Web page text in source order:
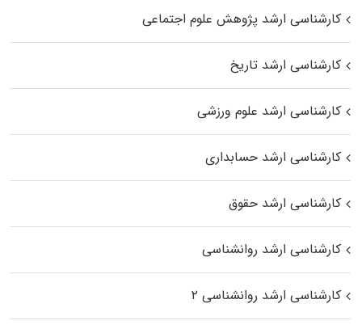
کارشناسی ارشد پژوهش علوم اجتماعی
کارشناسی ارشد تاریخ
کارشناسی ارشد علوم ورزشی
کارشناسی ارشد حسابداری
کارشناسی ارشد حقوق
کارشناسی ارشد روانشناسی
کارشناسی ارشد روانشناسی ۲